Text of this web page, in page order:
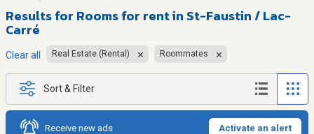
Results for Rooms for rent in St-Faustin / Lac-
Carré
Clear all Real Estate (Rental) Roommates
Sort & Filter
Receive new ads Activate an alert